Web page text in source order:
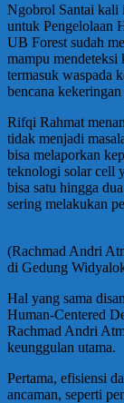
Ngobrol Santai kali
untuk Pengelolaan
UB Forest sudah
mampu mendeteksi
termasuk waspada
bencana
Rifqi Rahmat
tidak menjadi
bisa melaporkan
teknologi solar cell
bisa satu hingga
sering melakukan
(Rachmad Andri
di Gedung
Hal yang sama
Human-Centered
Rachmad Andri
keunggulan utama.
Pertama, efisiensi
ancaman, seperti